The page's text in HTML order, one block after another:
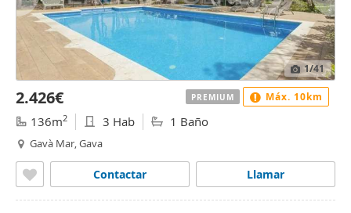
1/41
2.426€
136m2 3 Hab 1 Baño
Gavà Mar, Gava
Llamar
Contactar
PREMIUM Máx. 10km